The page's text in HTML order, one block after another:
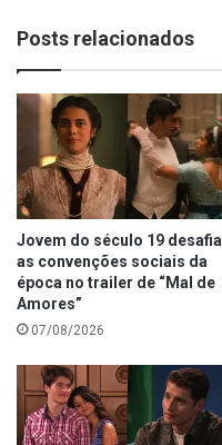
Posts relacionados
Jovem do século 19 desafia
as convenções sociais da
época no trailer de “Mal de
Amores”
07/08/2026